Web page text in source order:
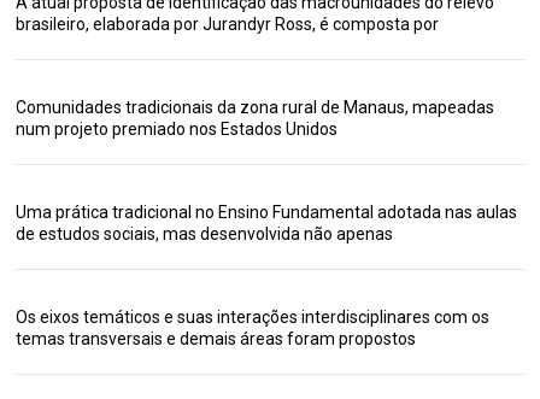
brasileiro, elaborada por Jurandyr Ross, é composta por
Comunidades tradicionais da zona rural de Manaus, mapeadas
num projeto premiado nos Estados Unidos
Uma prática tradicional no Ensino Fundamental adotada nas aulas
de estudos sociais, mas desenvolvida não apenas
Os eixos temáticos e suas interações interdisciplinares com os
temas transversais e demais áreas foram propostos